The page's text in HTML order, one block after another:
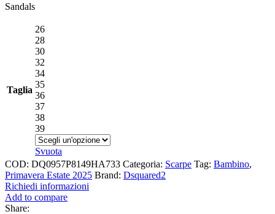
Sandals
Taglia
26
28
30
32
34
35
36
37
38
39
Svuota
COD: DQ0957P8149HA733 Categoria: Scarpe Tag: Bambino,
Primavera Estate 2025 Brand: Dsquared2
Richiedi informazioni
Add to compare
Share: